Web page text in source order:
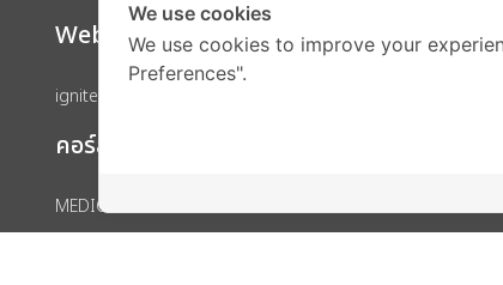
Website
ignite by OnDemand
คอร์สเรียน
MEDICAL
Call
We use cookies
We use cookies to improve your
Preferences".